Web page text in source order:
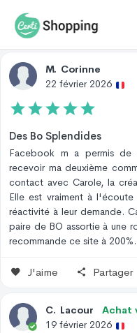
M. Corinne
22 février 2026
Des Bo Splendides
Facebook m a permis de
recevoir ma deuxième
contact avec Carole, la
Elle est vraiment à
réactivité à leur demande.
paire de BO assortie à une
recommande ce site à 200%.
J'aime Partager
C. Lacour
Achat
19 février 2026